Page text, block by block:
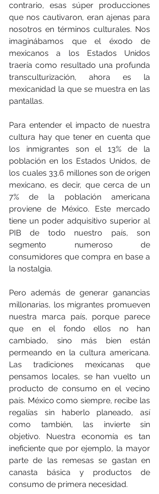
contrario, esas súper producciones
que nos cautivaron, eran ajenas para
nosotros en términos culturales. Nos
imaginábamos que el éxodo de
mexicanos a los Estados Unidos
traería como resultado una profunda
transculturización, ahora es la
mexicanidad la que se muestra en las
pantallas.
Para entender el impacto de nuestra
cultura hay que tener en cuenta que
los inmigrantes son el 13% de la
población en los Estados Unidos, de
los cuales 33.6 millones son de origen
mexicano, es decir, que cerca de un
7% de la población americana
proviene de México. Este mercado
tiene un poder adquisitivo superior al
PIB de todo nuestro país, son
segmento numeroso de
consumidores que compra en base a
la nostalgia.
Pero además de generar ganancias
millonarias, los migrantes promueven
nuestra marca país, porque parece
que en el fondo ellos no han
cambiado, sino más bien están
permeando en la cultura americana.
Las tradiciones mexicanas que
pensamos locales, se han vuelto un
producto de consumo en el vecino
país. México como siempre, recibe las
regalías sin haberlo planeado, así
como también, las invierte sin
objetivo. Nuestra economía es tan
ineficiente que por ejemplo, la mayor
parte de las remesas se gastan en
canasta básica y productos de
consumo de primera necesidad.